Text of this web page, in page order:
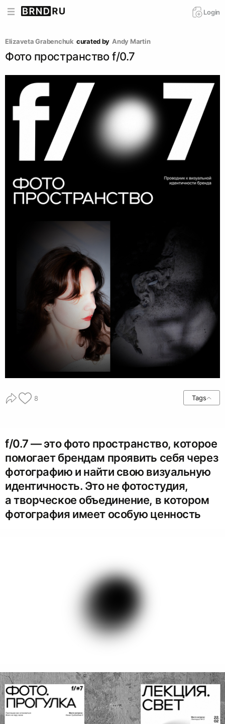
Login
Elizaveta Grabenchuk curated by Andy Martin
Фото пространство f/0.7
8 Tags
f/0.7 — это фото пространство, которое
помогает брендам проявить себя через
фотографию и найти свою визуальную
идентичность. Это не фотостудия,
а творческое объединение, в котором
фотография имеет особую ценность